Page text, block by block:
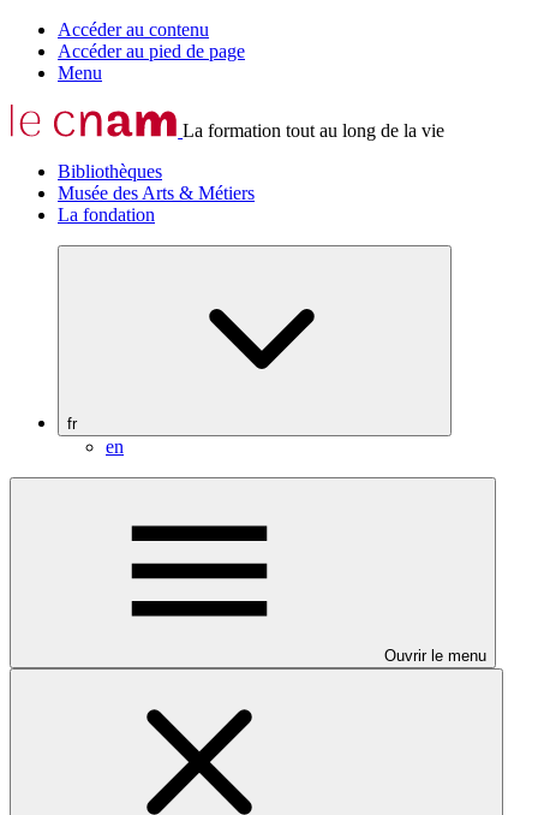
Accéder au contenu
Accéder au pied de page
Menu
La formation tout au long de la vie
Bibliothèques
Musée des Arts & Métiers
La fondation
fr
en
Ouvrir le menu